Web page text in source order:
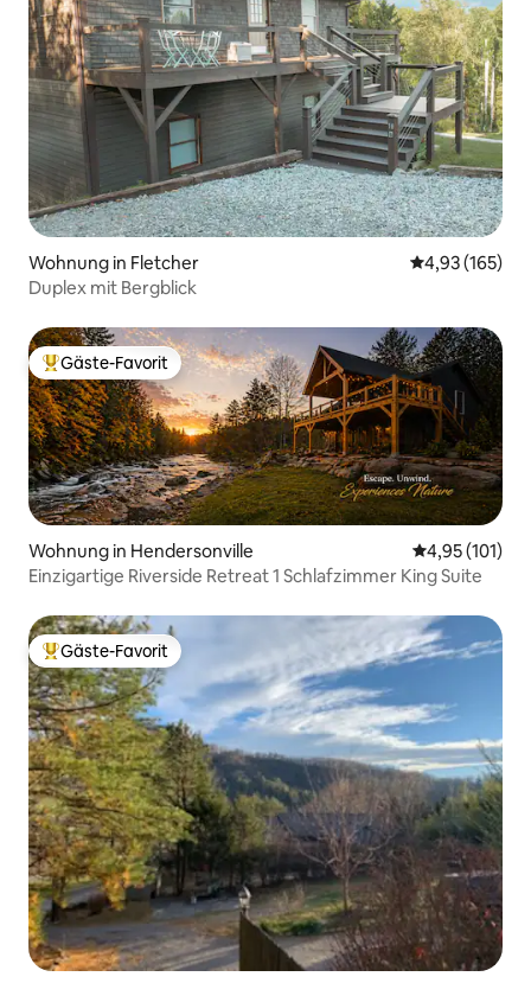
Wohnung in Fletcher
4,93 (165)
Duplex mit Bergblick
Beliebter Gäste-Favorit.
Gäste-Favorit
Wohnung in Hendersonville
4,95 (101)
Einzigartige Riverside Retreat 1 Schlafzimmer King Suite
Beliebter Gäste-Favorit.
Gäste-Favorit